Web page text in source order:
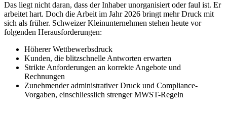
Das liegt nicht daran, dass der Inhaber unorganisiert oder faul ist. Er
arbeitet hart. Doch die Arbeit im Jahr 2026 bringt mehr Druck mit
sich als früher. Schweizer Kleinunternehmen stehen heute vor
folgenden Herausforderungen:
Höherer Wettbewerbsdruck
Kunden, die blitzschnelle Antworten erwarten
Strikte Anforderungen an korrekte Angebote und
Rechnungen
Zunehmender administrativer Druck und Compliance-
Vorgaben, einschliesslich strenger MWST-Regeln